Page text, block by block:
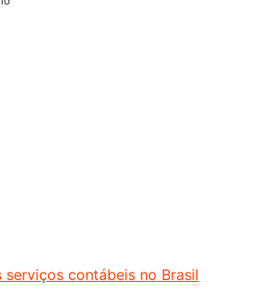
contábeis no Brasil